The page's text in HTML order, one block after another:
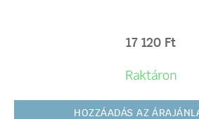
17 120 Ft
Raktáron
HOZZÁADÁS AZ